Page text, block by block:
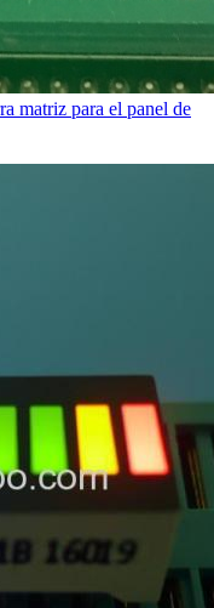
matriz para el panel de